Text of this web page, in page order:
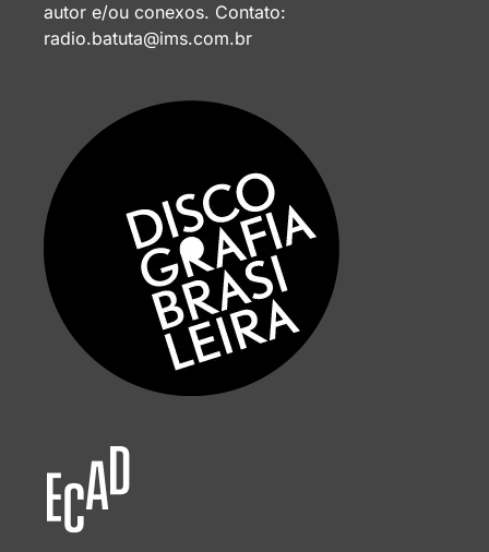
autor e/ou conexos. Contato:
radio.batuta@ims.com.br